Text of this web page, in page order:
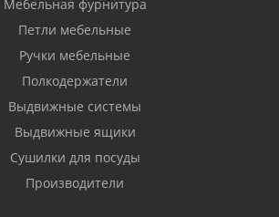
Мебельная фурнитура
Петли мебельные
Ручки мебельные
Полкодержатели
Выдвижные системы
Выдвижные ящики
Сушилки для посуды
Производители